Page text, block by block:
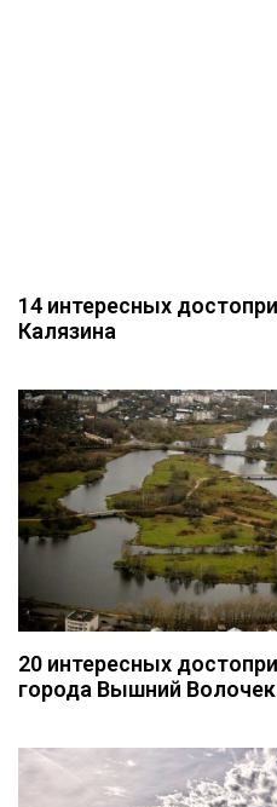
14 интересных
Калязина
20 интересных
города Вышний Волочек